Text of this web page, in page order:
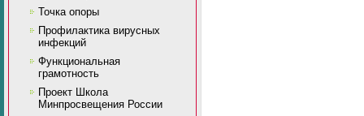
Точка опоры
Профилактика вирусных
инфекций
Функциональная
грамотность
Проект Школа
Минпросвещения России